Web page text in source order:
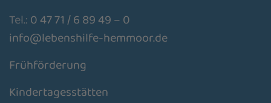
Tel.:0 47 71 / 6 89 49 – 0
info@lebenshilfe-hemmoor.de
Frühförderung
Kindertagesstätten